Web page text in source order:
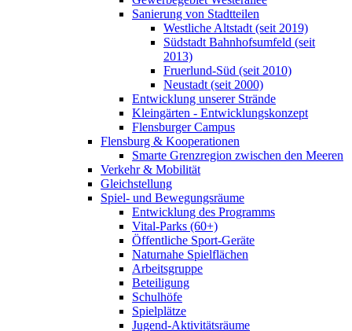
Sanierung von Stadtteilen
Westliche Altstadt (seit 2019)
Südstadt Bahnhofsumfeld (seit
2013)
Fruerlund-Süd (seit 2010)
Neustadt (seit 2000)
Entwicklung unserer Strände
Kleingärten - Entwicklungskonzept
Flensburger Campus
Flensburg & Kooperationen
Smarte Grenzregion zwischen den Meeren
Verkehr & Mobilität
Gleichstellung
Spiel- und Bewegungsräume
Entwicklung des Programms
Vital-Parks (60+)
Öffentliche Sport-Geräte
Naturnahe Spielflächen
Arbeitsgruppe
Beteiligung
Schulhöfe
Spielplätze
Jugend-Aktivitätsräume